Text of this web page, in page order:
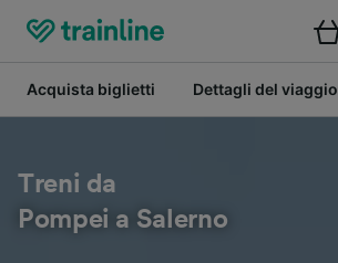
Acquista biglietti Dettagli del viaggio
Treni da
Pompei a Salerno